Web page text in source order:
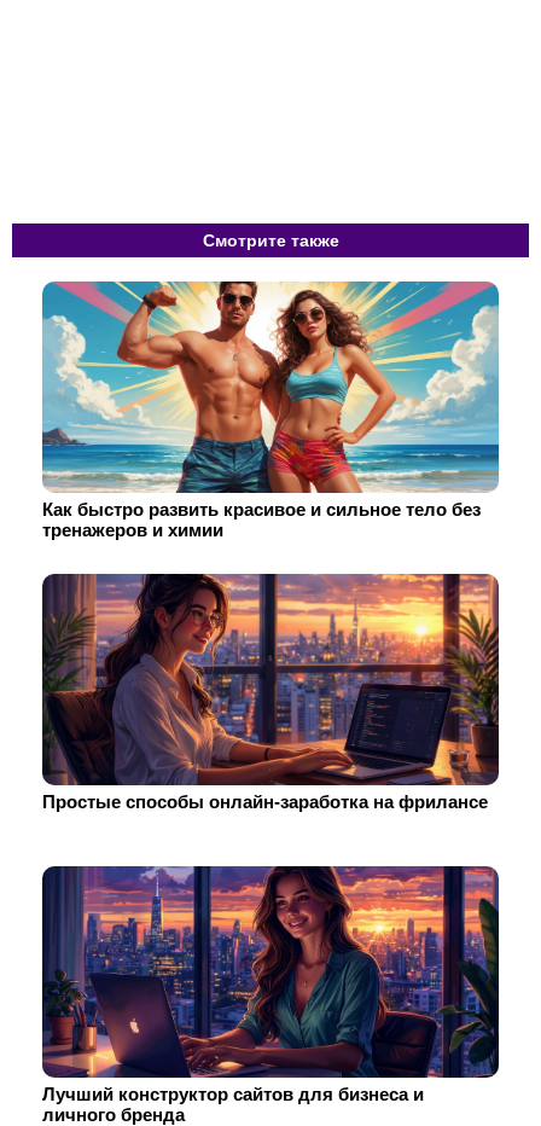
Смотрите также
Как быстро развить красивое и сильное тело без
тренажеров и химии
Простые способы онлайн-заработка на фрилансе
Лучший конструктор сайтов для бизнеса и
личного бренда